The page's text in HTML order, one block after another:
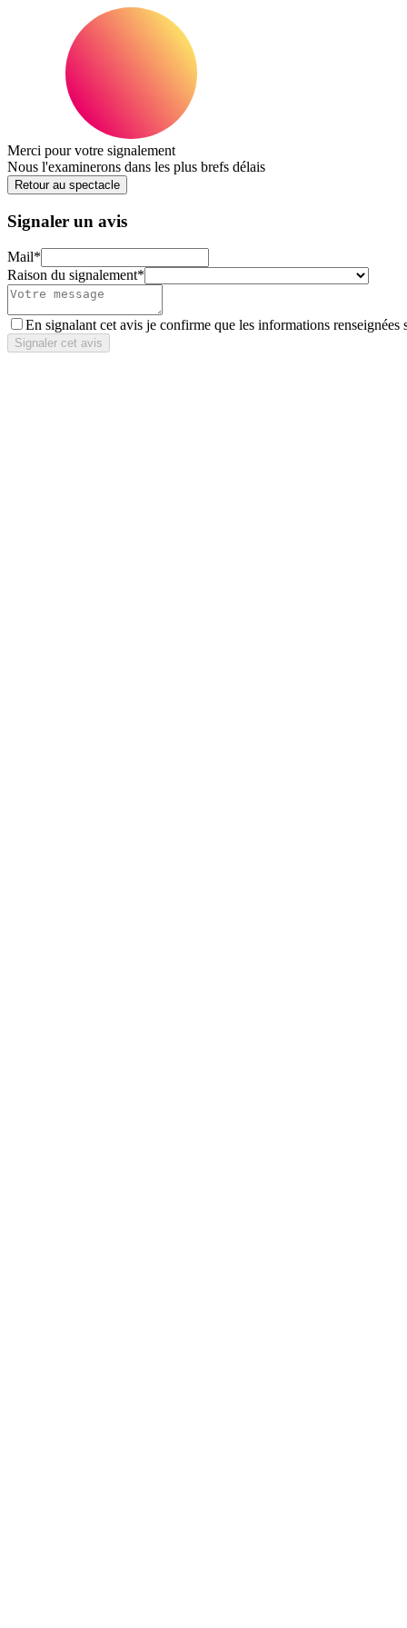
Merci pour votre signalement
Nous l'examinerons dans les plus brefs délais
Retour au spectacle
Signaler un avis
Mail*
Raison du signalement*
En signalant cet avis je confirme que les informations renseignées
Signaler cet avis